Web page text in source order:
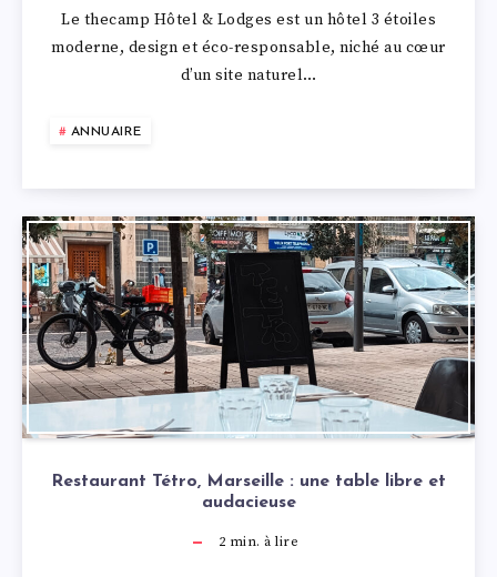
Le thecamp Hôtel & Lodges est un hôtel 3 étoiles
moderne, design et éco-responsable, niché au cœur
d’un site naturel…
ANNUAIRE
Restaurant Tétro, Marseille : une table libre et
audacieuse
2 min. à lire